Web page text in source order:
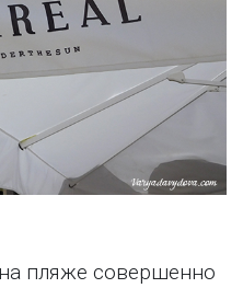
пляже совершенно